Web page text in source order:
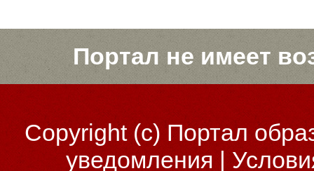
Портал не имеет
Copyright (c)Портал
уведомления |